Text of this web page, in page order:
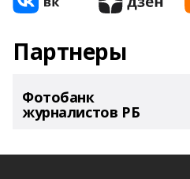
Партнеры
Фотобанк
журналистов РБ